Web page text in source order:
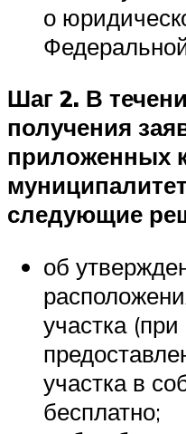
о
Шаг 2. В
получения
приложенных
следующие
об
участка
участка в
бесплатно;